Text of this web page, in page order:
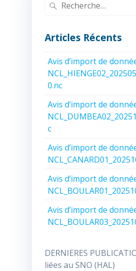
Articles Récents
Avis d’import de
0.nc
Avis d’import de
c
Avis d’import de
Avis d’import de
Avis d’import de
DERNIERES
liées au SNO (HAL)